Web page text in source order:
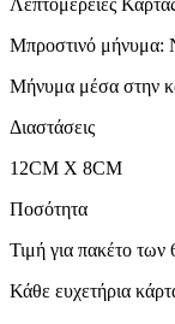
Μπροστινό μήνυμα:
Μήνυμα μέσα στην
Διαστάσεις
12CM X 8CM
Ποσότητα
Τιμή για πακέτο των
Κάθε ευχετήρια